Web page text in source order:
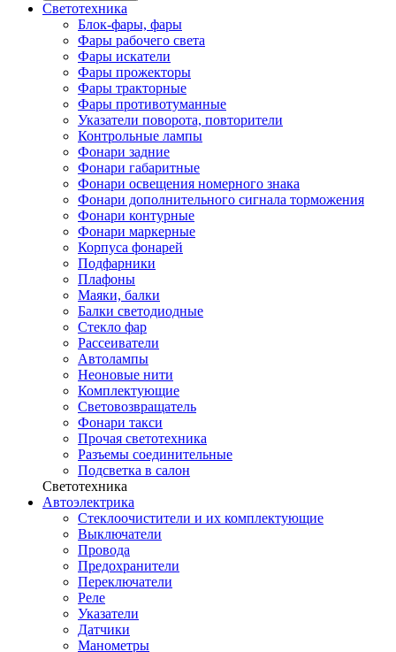
Светотехника
Блок-фары, фары
Фары рабочего света
Фары искатели
Фары прожекторы
Фары тракторные
Фары противотуманные
Указатели поворота, повторители
Контрольные лампы
Фонари задние
Фонари габаритные
Фонари освещения номерного знака
Фонари дополнительного сигнала торможения
Фонари контурные
Фонари маркерные
Корпуса фонарей
Подфарники
Плафоны
Маяки, балки
Балки светодиодные
Стекло фар
Рассеиватели
Автолампы
Неоновые нити
Комплектующие
Световозвращатель
Фонари такси
Прочая светотехника
Разъемы соединительные
Подсветка в салон
Светотехника
Автоэлектрика
Стеклоочистители и их комплектующие
Выключатели
Провода
Предохранители
Переключатели
Реле
Указатели
Датчики
Манометры